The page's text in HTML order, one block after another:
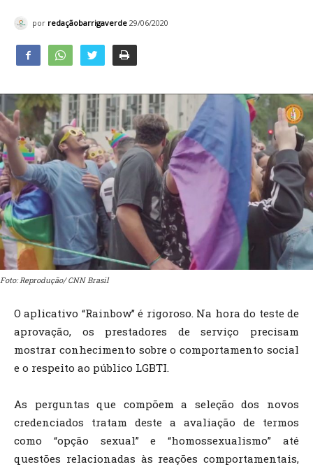
por redaçãobarrigaverde 29/06/2020
Foto: Reprodução/ CNN Brasil
O aplicativo “Rainbow” é rigoroso. Na hora do teste de
aprovação, os prestadores de serviço precisam
mostrar conhecimento sobre o comportamento social
e o respeito ao público LGBTI.
As perguntas que compõem a seleção dos novos
credenciados tratam deste a avaliação de termos
como “opção sexual” e “homossexualismo” até
questões relacionadas às reações comportamentais,